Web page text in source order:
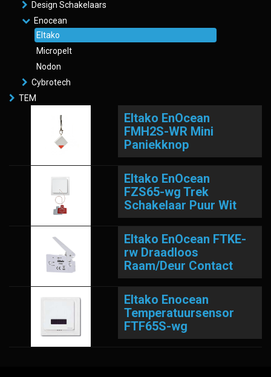
Design Schakelaars
Enocean
Eltako
Micropelt
Nodon
Cybrotech
TEM
Eltako EnOcean
FMH2S-WR Mini
Paniekknop
Eltako EnOcean
FZS65-wg Trek
Schakelaar Puur Wit
Eltako EnOcean FTKE-
rw Draadloos
Raam/Deur Contact
Eltako Enocean
Temperatuursensor
FTF65S-wg